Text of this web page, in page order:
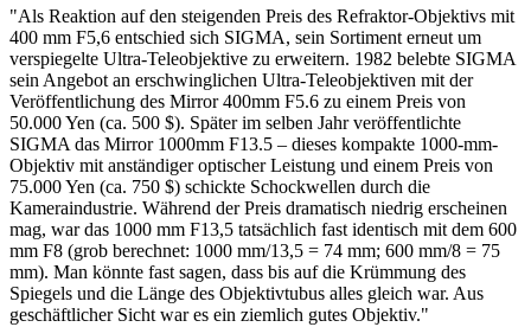
"Als Reaktion auf den steigenden Preis des Refraktor-Objektivs mit
400 mm F5,6 entschied sich SIGMA, sein Sortiment erneut um
verspiegelte Ultra-Teleobjektive zu erweitern. 1982 belebte SIGMA
sein Angebot an erschwinglichen Ultra-Teleobjektiven mit der
Veröffentlichung des Mirror 400mm F5.6 zu einem Preis von
50.000 Yen (ca. 500 $). Später im selben Jahr veröffentlichte
SIGMA das Mirror 1000mm F13.5 – dieses kompakte 1000-mm-
Objektiv mit anständiger optischer Leistung und einem Preis von
75.000 Yen (ca. 750 $) schickte Schockwellen durch die
Kameraindustrie. Während der Preis dramatisch niedrig erscheinen
mag, war das 1000 mm F13,5 tatsächlich fast identisch mit dem 600
mm F8 (grob berechnet: 1000 mm/13,5 = 74 mm; 600 mm/8 = 75
mm). Man könnte fast sagen, dass bis auf die Krümmung des
Spiegels und die Länge des Objektivtubus alles gleich war. Aus
geschäftlicher Sicht war es ein ziemlich gutes Objektiv."